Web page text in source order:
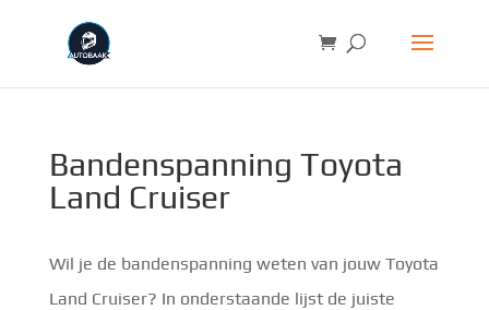
Bandenspanning Toyota
Land Cruiser
Wil je de bandenspanning weten van jouw Toyota
Land Cruiser? In onderstaande lijst de juiste